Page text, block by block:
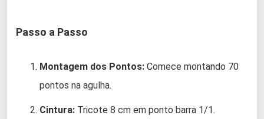
Passo a Passo
Montagem dos Pontos: Comece montando 70
pontos na agulha.
Cintura: Tricote 8 cm em ponto barra 1/1.